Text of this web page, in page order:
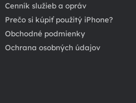
Cenník služieb a opráv
Prečo si kúpiť použitý iPhone?
Obchodné podmienky
Ochrana osobných údajov